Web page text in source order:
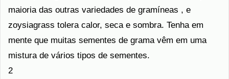
maioria das outras variedades de gramíneas , e
zoysiagrass tolera calor, seca e sombra. Tenha em
mente que muitas sementes de grama vêm em uma
mistura de vários tipos de sementes.
2